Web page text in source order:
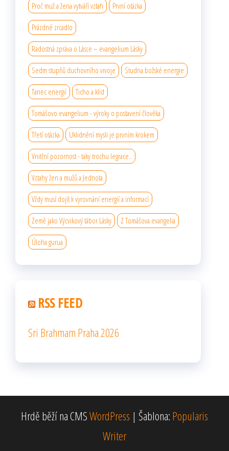
Proč muž a žena vytváří vztah První otázka
Prázdné zrcadlo
Radostná zpráva o Lásce – evangelium Lásky
Sedm stupňů duchovního vıvoje Studna božské energie
Tanec energií Ticho a klid
Tomášovo evangelium - výroky o postavení člověka
Třetí otázka Uklidnění mysli je prvním krokem
Vnitřní pozornost - taky trochu legrace..
Vztahy žen a mužů a Jednota
Vždy musí dojít k vyrovnání energií a informací
Země jako Výcvikový tábor Lásky Z Tomášova evangelia
Úloha gurua
RSS FEED
Sri Brahmam Praha 2026
Hrdě běží na CMSWordPress | Šablona: Popularis
Writer